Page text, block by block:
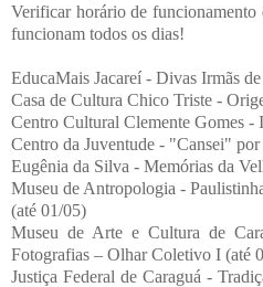
Verificar horário de funcionamento
funcionam todos os dias!
EducaMais Jacareí - Divas Irmãs
Casa de Cultura Chico Triste -
Centro Cultural Clemente Gomes -
Centro da Juventude - "Cansei"
Eugênia da Silva - Memórias da
Museu de Antropologia -
(até 01/05)
Museu de Arte e Cultura de
Fotografias – Olhar Coletivo I (até
Justiça Federal de Caraguá -